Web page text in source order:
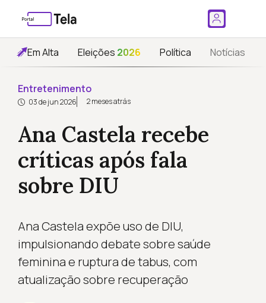
Em Alta Eleições 2026 Política Notícias
Entretenimento
03 de jun 2026 2 meses atrás
Ana Castela recebe
críticas após fala
sobre DIU
Ana Castela expõe uso de DIU,
impulsionando debate sobre saúde
feminina e ruptura de tabus, com
atualização sobre recuperação